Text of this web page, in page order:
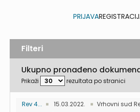
PRIJAVA
Ukupno pronađeno
Prikaži rezultata po stranici
Rev 4... 15.03.2022. Vrhovni sud
Filteri